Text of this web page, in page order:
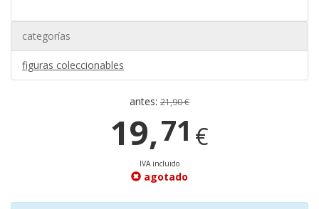
categorías
figuras coleccionables
antes: 21,90 €
19,71 €
IVA incluido
agotado